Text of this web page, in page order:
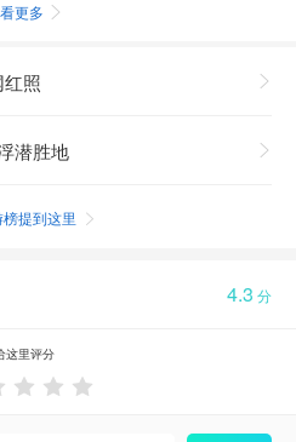
更多 
红照 
潜胜地 
榜提到这里 
4.3 分
这里评分
  